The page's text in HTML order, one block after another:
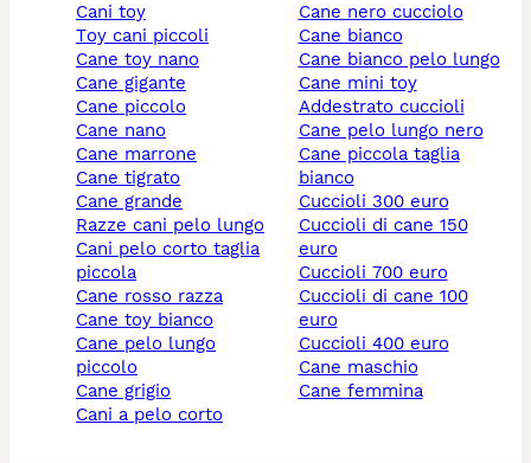
cani toy
toy cani piccoli
cane toy nano
cane gigante
cane piccolo
cane nano
cane marrone
cane tigrato
cane grande
razze cani pelo lungo
cani pelo corto taglia
piccola
cane rosso razza
cane toy bianco
cane pelo lungo
piccolo
cane grigio
cani a pelo corto
cane nero cucciolo
cane bianco
cane bianco pelo lungo
cane mini toy
addestrato cuccioli
cane pelo lungo nero
cane piccola taglia
bianco
cuccioli 300 euro
cuccioli di cane 150
euro
cuccioli 700 euro
cuccioli di cane 100
euro
cuccioli 400 euro
cane maschio
cane femmina